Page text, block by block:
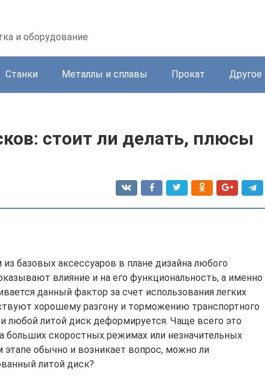
и оборудование
Станки Металлы и сплавы Прокат Другое
стоит ли делать, плюсы
базовых аксессуаров в плане дизайна любого
влияние и на его функциональность, а именно
данный фактор за счет использования легких
хорошему разгону и торможению транспортного
любой литой диск деформируется. Чаще всего это
скоростных режимах или незначительных
этапе обычно и возникает вопрос, можно ли
литой диск?